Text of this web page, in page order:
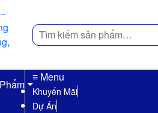
Tìm
kiếm
≡ Menu
Khuyến Mãi
Dự Án